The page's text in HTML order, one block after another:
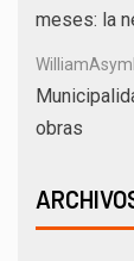
meses: la
obras